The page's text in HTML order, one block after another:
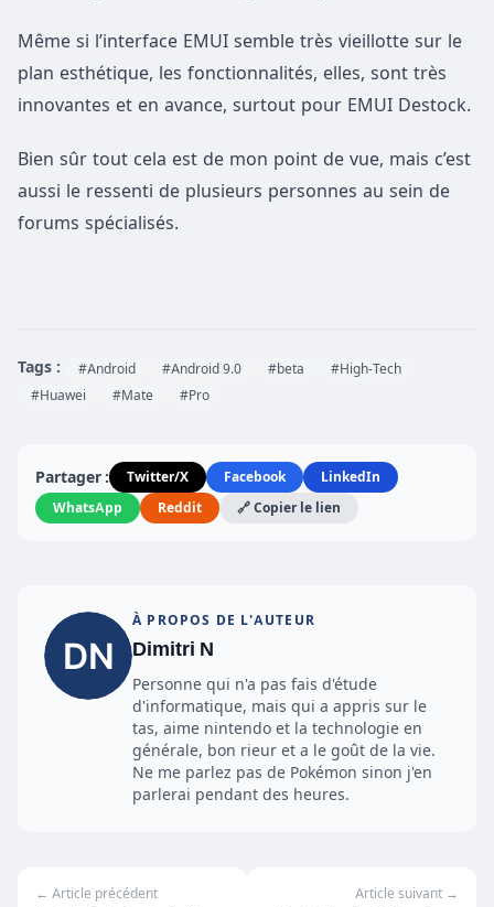
Même si l’interface EMUI semble très vieillotte sur le
plan esthétique, les fonctionnalités, elles, sont très
innovantes et en avance, surtout pour EMUI Destock.
Bien sûr tout cela est de mon point de vue, mais c’est
aussi le ressenti de plusieurs personnes au sein de
forums spécialisés.
Tags : #Android #Android 9.0 #beta
#High-Tech
#Huawei
#Mate #Pro
Partager : Twitter/X Facebook
LinkedIn
WhatsApp
Reddit 🔗 Copier le lien
À PROPOS DE L'AUTEUR
Dimitri N
Personne qui n'a pas fais d'étude
d'informatique, mais qui a appris sur le
tas, aime nintendo et la technologie en
générale, bon rieur et a le goût de la vie.
Ne me parlez pas de Pokémon sinon j'en
parlerai pendant des heures.
← Article précédent Article suivant →